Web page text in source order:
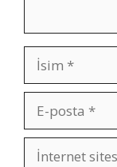
İsim
posta
İnternet